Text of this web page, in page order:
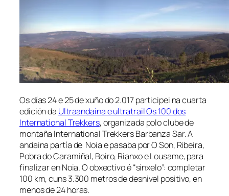
Os días 24 e 25 de xuño do 2.017 participei na cuarta
edición da Ultraandaina e ultratrail Os 100 dos
International Trekkers, organizada polo clube de
montaña International Trekkers Barbanza Sar. A
andaina partía de Noia e pasaba por O Son, Ribeira,
Pobra do Caramiñal, Boiro, Rianxo e Lousame, para
finalizar en Noia. O obxectivo é “sinxelo”: completar
100 km, cuns 3.300 metros de desnivel positivo, en
menos de 24 horas.